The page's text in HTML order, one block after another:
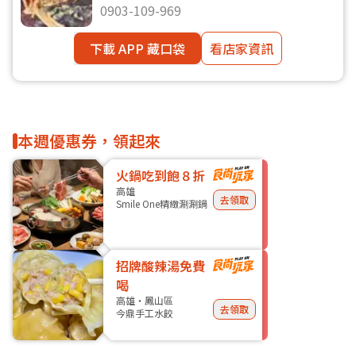
0903-109-969
下載 APP 藏口袋
看店家資訊
本週優惠券，領起來
火鍋吃到飽８折
高雄
Smile One精緻涮涮鍋
去領取
招牌酸辣湯免費
喝
高雄・鳳山區
今鼎手工水餃
去領取